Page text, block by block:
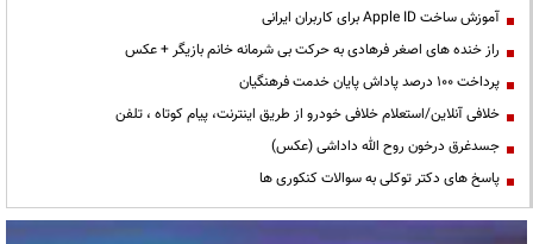
آموزش ساخت Apple ID برای کاربران ایرانی
راز خنده های اصغر فرهادی به حرکت بی شرمانه خانم بازیگر + عکس
پرداخت ۱۰۰ درصد پاداش پایان خدمت فرهنگیان
خلافی آنلاین/استعلام خلافی خودرو از طریق اینترنت، پیام کوتاه ، تلفن
جسدغرق درخون روح الله داداشی (عکس)
پاسخ های دکتر توکلی به سوالات کنکوری ها